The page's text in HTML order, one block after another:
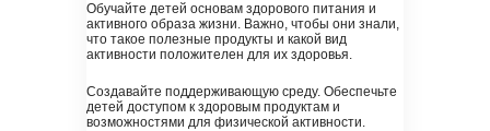
Обучайте детей основам здорового питания и
активного образа жизни. Важно, чтобы они знали,
что такое полезные продукты и какой вид
активности положителен для их здоровья.
Создавайте поддерживающую среду. Обеспечьте
детей доступом к здоровым продуктам и
возможностями для физической активности.